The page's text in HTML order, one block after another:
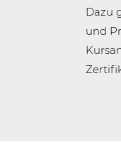
Dazu
und